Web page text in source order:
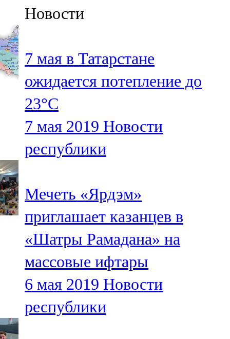
91,5 FM
106,1 FM
Кама тамагы
71,51 FM
Кукмара
107,9 FM
102,1 FM
Мамадыш
106,2 FM
Минзәлә
107,3 FM
Мөслим
Новости
7 мая в Татарстане
ожидается потепление до
23°С
7 мая 2019 Новости
республики
Мечеть «Ярдэм»
приглашает казанцев в
«Шатры Рамадана» на
массовые ифтары
6 мая 2019 Новости
республики